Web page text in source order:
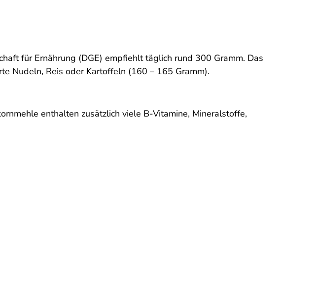
für Ernährung (DGE) empfiehlt täglich rund 300 Gramm. Das
Nudeln, Reis oder Kartoffeln (160 – 165 Gramm).
enthalten zusätzlich viele B-Vitamine, Mineralstoffe,